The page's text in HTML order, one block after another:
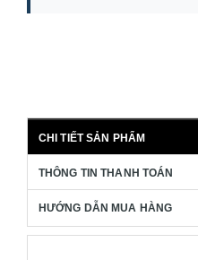
CHI TIẾT SẢN PHẨM
THÔNG TIN THANH TOÁN
HƯỚNG DẪN MUA HÀNG